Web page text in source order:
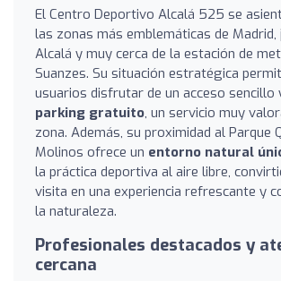
El Centro Deportivo Alcalá 525 se
las zonas más emblemáticas de
Alcalá y muy cerca de la estación de
Suanzes. Su situación estratégica
usuarios disfrutar de un acceso sencillo
parking gratuito, un servicio muy
zona. Además, su proximidad al Parque
Molinos ofrece un entorno natural
la práctica deportiva al aire libre,
visita en una experiencia refrescante y
la naturaleza.
Profesionales destacados y
cercana